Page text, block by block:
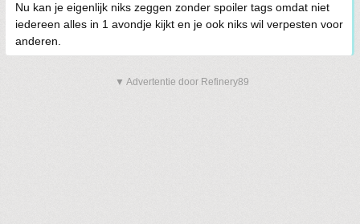
Nu kan je eigenlijk niks zeggen zonder spoiler tags omdat niet
iedereen alles in 1 avondje kijkt en je ook niks wil verpesten voor
anderen.
▼ Advertentie door Refinery89